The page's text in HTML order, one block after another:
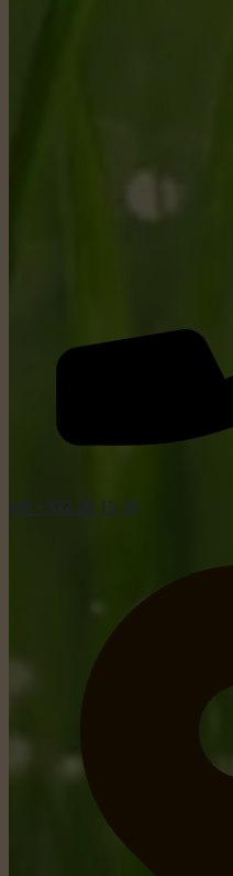
tel: +352 26 15 26